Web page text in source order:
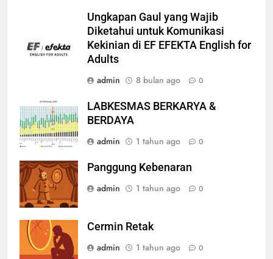
Ungkapan Gaul yang Wajib
Diketahui untuk Komunikasi
Kekinian di EF EFEKTA English for
Adults
admin
8 bulan ago 0
LABKESMAS BERKARYA &
BERDAYA
admin
1 tahun ago 0
Panggung Kebenaran
admin
1 tahun ago 0
Cermin Retak
admin
1 tahun ago 0